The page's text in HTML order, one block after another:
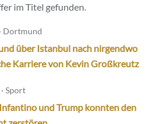
im Titel gefunden.
Dortmund
über Istanbul nach nirgendwo
Karriere von Kevin Großkreutz
Sport
und Trump konnten den